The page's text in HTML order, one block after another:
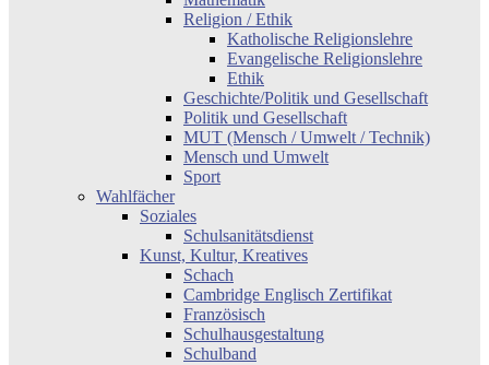
Religion / Ethik
Katholische Religionslehre
Evangelische Religionslehre
Ethik
Geschichte/Politik und Gesellschaft
Politik und Gesellschaft
MUT (Mensch / Umwelt / Technik)
Mensch und Umwelt
Sport
Wahlfächer
Soziales
Schulsanitätsdienst
Kunst, Kultur, Kreatives
Schach
Cambridge Englisch Zertifikat
Französisch
Schulhausgestaltung
Schulband